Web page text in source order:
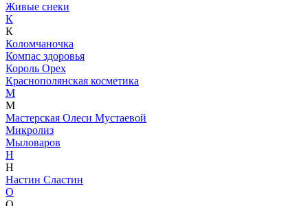
Живые снеки
К
К
Коломчаночка
Компас здоровья
Король Орех
Краснополянская косметика
М
М
Мастерская Олеси Мустаевой
Микролиз
Мыловаров
Н
Н
Настин Сластин
О